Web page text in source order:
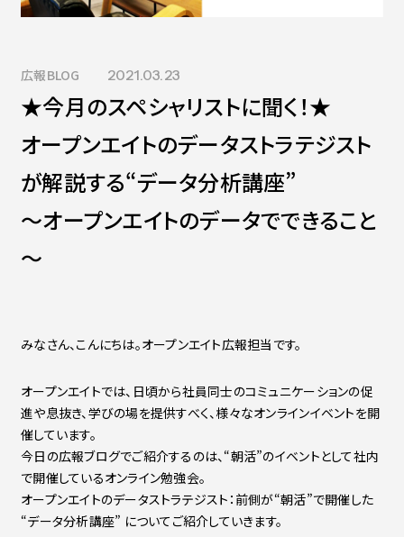
Insight BRAIN
Recruit
価値観
OPEN8のバリュー
会社紹介資料
社員インタビュー
募集職種
Sustainability
Contact
広報BLOG 2021.03.23
★今月のスペシャリストに聞く！★
オープンエイトのデータストラテジスト
が解説する“データ分析講座”
～オープンエイトのデータでできること
～
みなさん、こんにちは。オープンエイト広報担当です。
オープンエイトでは、日頃から社員同士のコミュニケーションの促
進や息抜き、学びの場を提供すべく、様々なオンラインイベントを開
催しています。
今日の広報ブログでご紹介するのは、“朝活”のイベントとして社内
で開催しているオンライン勉強会。
オープンエイトのデータストラテジスト：前側が“朝活”で開催した
“データ分析講座” についてご紹介していきます。